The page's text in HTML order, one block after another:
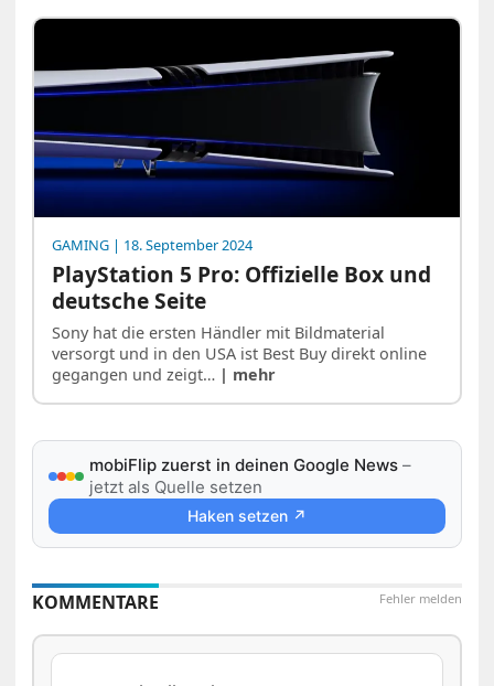
GAMING | 18. September 2024
PlayStation 5 Pro: Offizielle Box und
deutsche Seite
Sony hat die ersten Händler mit Bildmaterial
versorgt und in den USA ist Best Buy direkt online
gegangen und zeigt… | mehr
mobiFlip zuerst in deinen Google News –
jetzt als Quelle setzen
Haken setzen ↗
Fehler melden
KOMMENTARE